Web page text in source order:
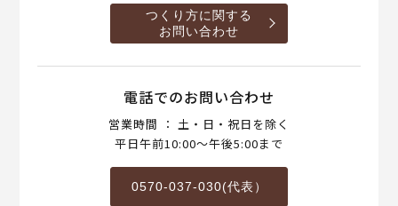
つくり方に関する
お問い合わせ
電話でのお問い合わせ
営業時間 ： 土・日・祝日を除く
平日午前10:00～午後5:00まで
0570-037-030(代表）